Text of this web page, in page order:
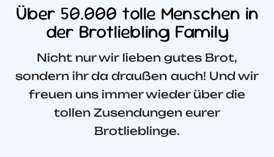
Über 50.000 tolle Menschen in
der Brotliebling Family
Nicht nur wir lieben gutes Brot,
sondern ihr da draußen auch! Und wir
freuen uns immer wieder über die
tollen Zusendungen eurer
Brotlieblinge.